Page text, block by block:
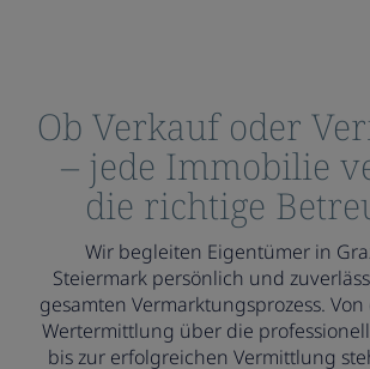
Ob Verkauf oder
– jede Immobilie
die richtige
Wir begleiten Eigentümer in
Steiermark persönlich und
gesamten Vermarktungsprozess.
Wertermittlung über die
bis zur erfolgreichen Vermittlung